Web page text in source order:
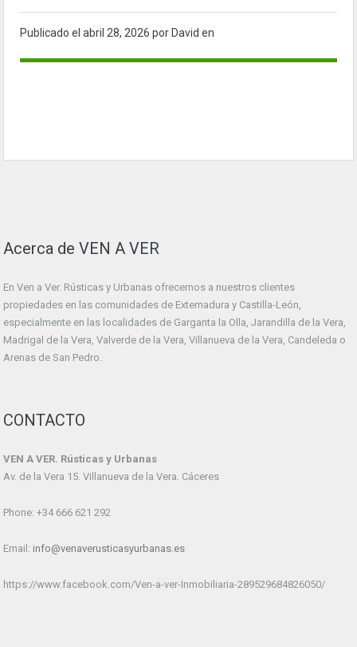
Publicado el abril 28, 2026 por David en
Acerca de VEN A VER
En Ven a Ver. Rústicas y Urbanas ofrecemos a nuestros clientes
propiedades en las comunidades de Extemadura y Castilla-León,
especialmente en las localidades de Garganta la Olla, Jarandilla de la Vera,
Madrigal de la Vera, Valverde de la Vera, Villanueva de la Vera, Candeleda o
Arenas de San Pedro.
CONTACTO
VEN A VER. Rústicas y Urbanas
Av. de la Vera 15. Villanueva de la Vera. Cáceres
Phone: +34 666 621 292
Email: info@venaverusticasyurbanas.es
https://www.facebook.com/Ven-a-ver-Inmobiliaria-289529684826050/